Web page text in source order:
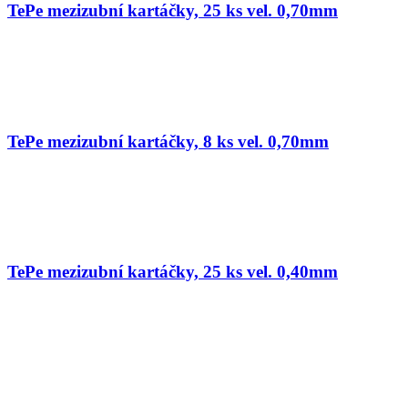
TePe mezizubní kartáčky, 25 ks vel. 0,70mm
TePe mezizubní kartáčky, 8 ks vel. 0,70mm
TePe mezizubní kartáčky, 25 ks vel. 0,40mm